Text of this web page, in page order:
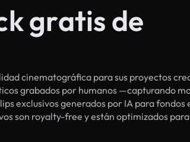
gratis de
cinematográfica para sus proyectos
grabados por humanos —capturando
exclusivos generados por IA para fondos
son royalty-free y están optimizados